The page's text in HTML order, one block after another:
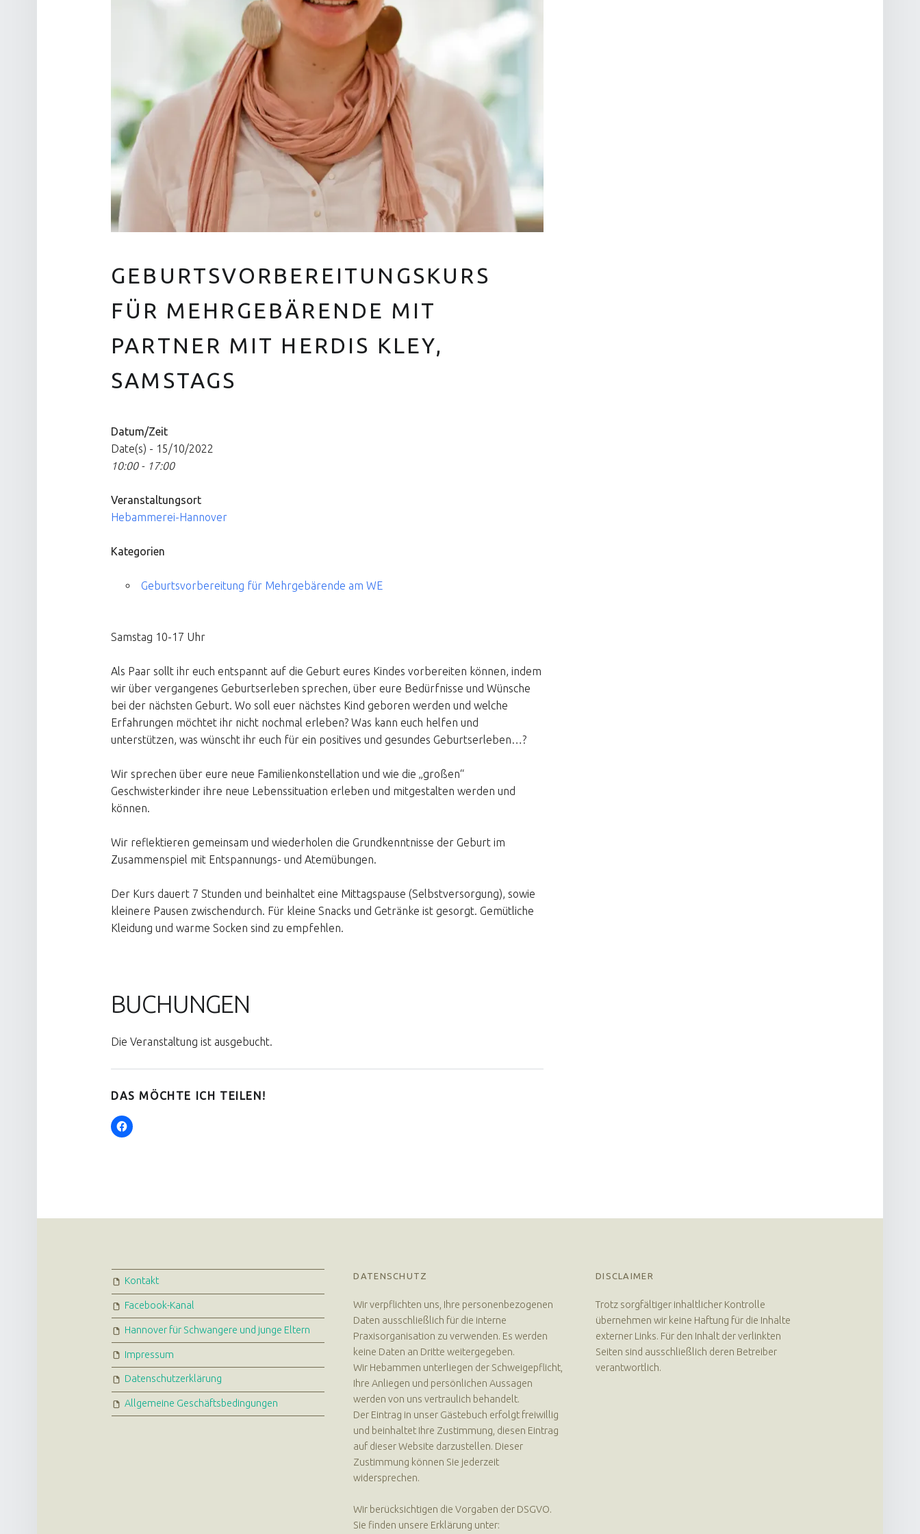
V
E
R
Euer Hebammen Team für Linden und ganz Hannover
GEBURTSVORBEREITUNGSKURS
FÜR MEHRGEBÄRENDE MIT
PARTNER MIT HERDIS KLEY,
SAMSTAGS
Datum/Zeit
Date(s) - 15/10/2022
10:00 - 17:00
Veranstaltungsort
Hebammerei-Hannover
Kategorien
Geburtsvorbereitung für Mehrgebärende am WE
Samstag 10-17 Uhr
Als Paar sollt ihr euch entspannt auf die Geburt eures Kindes vorbereiten können, indem
wir über vergangenes Geburtserleben sprechen, über eure Bedürfnisse und Wünsche
bei der nächsten Geburt. Wo soll euer nächstes Kind geboren werden und welche
Erfahrungen möchtet ihr nicht nochmal erleben? Was kann euch helfen und
unterstützen, was wünscht ihr euch für ein positives und gesundes Geburtserleben…?
Wir sprechen über eure neue Familienkonstellation und wie die „großen“
Geschwisterkinder ihre neue Lebenssituation erleben und mitgestalten werden und
können.
Wir reflektieren gemeinsam und wiederholen die Grundkenntnisse der Geburt im
Zusammenspiel mit Entspannungs- und Atemübungen.
Der Kurs dauert 7 Stunden und beinhaltet eine Mittagspause (Selbstversorgung), sowie
kleinere Pausen zwischendurch. Für kleine Snacks und Getränke ist gesorgt. Gemütliche
Kleidung und warme Socken sind zu empfehlen.
BUCHUNGEN
Die Veranstaltung ist ausgebucht.
DAS MÖCHTE ICH TEILEN!
FOOTER SIDEBAR
Kontakt
Facebook-Kanal
Hannover für Schwangere und junge Eltern
Impressum
Datenschutzerklärung
Allgemeine Geschäftsbedingungen
DATENSCHUTZ
Wir verpflichten uns, Ihre personenbezogenen
Daten ausschließlich für die interne
Praxisorganisation zu verwenden. Es werden
keine Daten an Dritte weitergegeben.
Wir Hebammen unterliegen der Schweigepflicht,
Ihre Anliegen und persönlichen Aussagen
werden von uns vertraulich behandelt.
Der Eintrag in unser Gästebuch erfolgt freiwillig
und beinhaltet Ihre Zustimmung, diesen Eintrag
auf dieser Website darzustellen. Dieser
Zustimmung können Sie jederzeit
widersprechen.
Wir berücksichtigen die Vorgaben der DSGVO.
Sie finden unsere Erklärung unter:
DISCLAIMER
Trotz sorgfältiger inhaltlicher Kontrolle
übernehmen wir keine Haftung für die Inhalte
externer Links. Für den Inhalt der verlinkten
Seiten sind ausschließlich deren Betreiber
verantwortlich.